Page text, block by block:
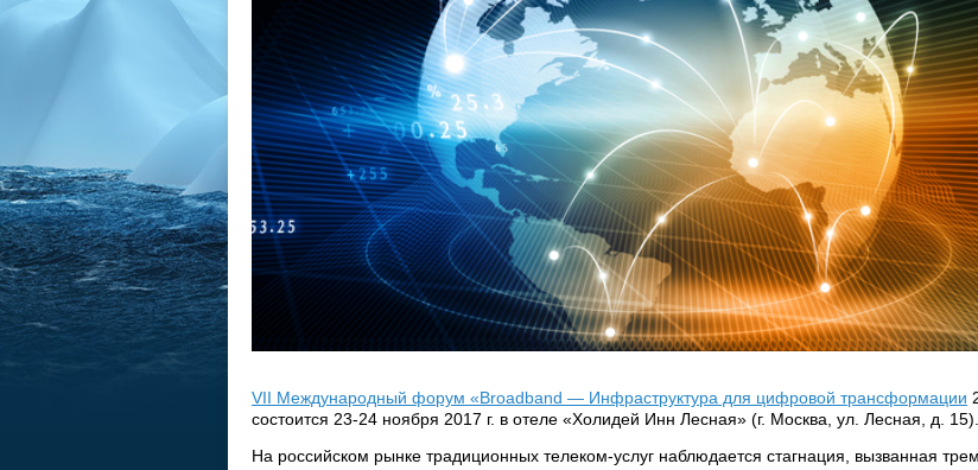
VII Международный форум «Broadband — Инфраструктура для цифровой трансформации
состоится 23-24 ноября 2017 г. в отеле «Холидей Инн Лесная» (г. Москва, ул. Лесная, д. 15).
На российском рынке традиционных телеком-услуг наблюдается стагнация, вызванная